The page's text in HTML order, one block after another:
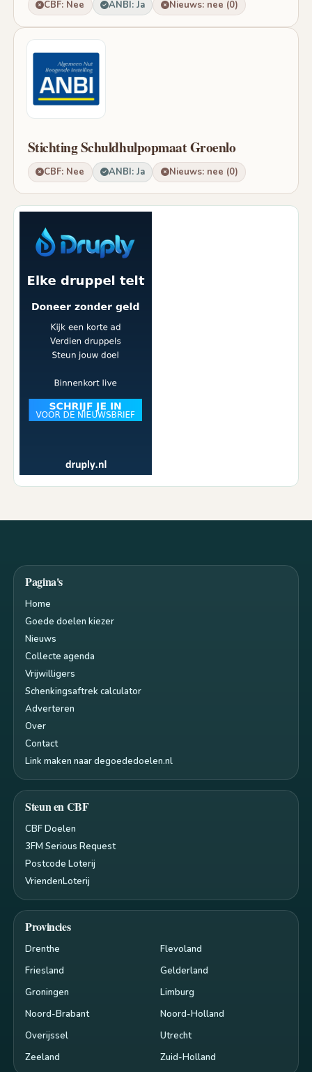
CBF: Nee ANBI: Ja Nieuws: nee (0)
Stichting Schuldhulpopmaat Groenlo
CBF: Nee ANBI: Ja Nieuws: nee (0)
Pagina's
Home
Goede doelen kiezer
Nieuws
Collecte agenda
Vrijwilligers
Schenkingsaftrek calculator
Adverteren
Over
Contact
Link maken naar degoededoelen.nl
Steun en CBF
CBF Doelen
3FM Serious Request
Postcode Loterij
VriendenLoterij
Provincies
Drenthe
Flevoland
Friesland
Gelderland
Groningen
Limburg
Noord-Brabant
Noord-Holland
Overijssel
Utrecht
Zeeland
Zuid-Holland